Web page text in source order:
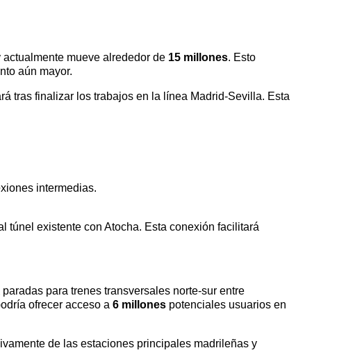
mueve alrededor de 15 millones. Esto
aún mayor.
tras finalizar los trabajos en la línea Madrid-Sevilla. Esta
intermedias.
túnel existente con Atocha. Esta conexión facilitará
para trenes transversales norte-sur entre
ofrecer acceso a 6 millones potenciales usuarios en
de las estaciones principales madrileñas y